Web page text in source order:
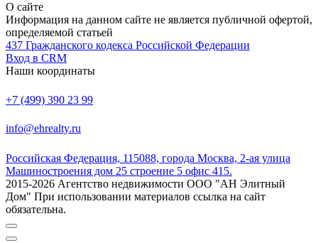
О сайте
Информация на данном сайте не является публичной офертой,
определяемой статьей
437 Гражданского кодекса Российской Федерации
Вход в CRM
Наши координаты
+7 (499) 390 23 99
info@ehrealty.ru
Российская Федерация, 115088, города Москва, 2-ая улица
Машиностроения дом 25 строение 5 офис 415.
2015-2026 Агентство недвижимости ООО "АН Элитный
Дом" При использовании материалов ссылка на сайт
обязательна.